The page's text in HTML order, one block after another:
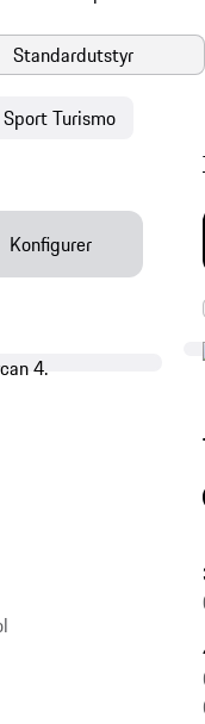
Standardutstyr
Sport Turismo
Konfigurer